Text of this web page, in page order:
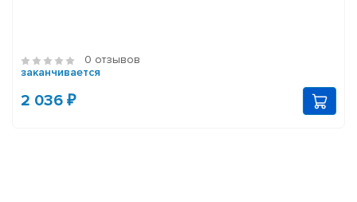
0 отзывов
заканчивается
2 036 ₽